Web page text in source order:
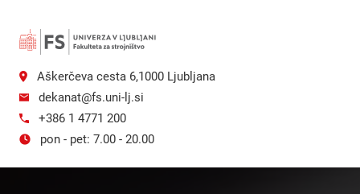
Aškerčeva cesta 6,1000 Ljubljana
dekanat@fs.uni-lj.si
+386 1 4771 200
pon - pet: 7.00 - 20.00